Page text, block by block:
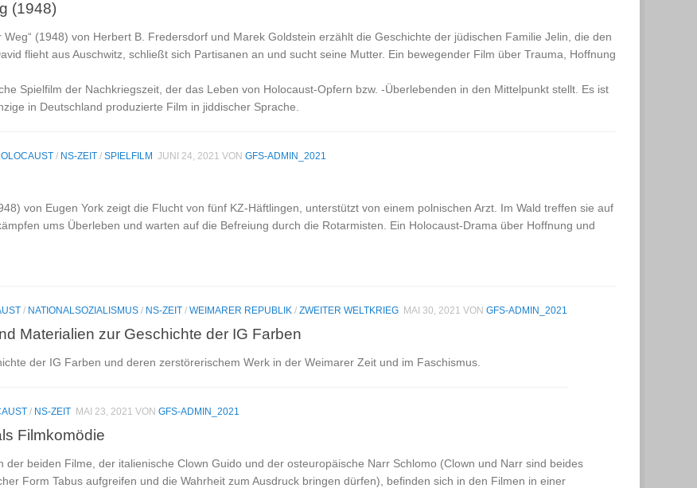
(1948)
Weg“ (1948) von Herbert B. Fredersdorf und Marek Goldstein erzählt die Geschichte der jüdischen Familie Jelin, die den
flieht aus Auschwitz, schließt sich Partisanen an und sucht seine Mutter. Ein bewegender Film über Trauma, Hoffnung
Spielfilm der Nachkriegszeit, der das Leben von Holocaust-Opfern bzw. -Überlebenden in den Mittelpunkt stellt. Es ist
in Deutschland produzierte Film in jiddischer Sprache.
/ NS-ZEIT / SPIELFILM JUNI 24, 2021 VON GFS-ADMIN_2021
von Eugen York zeigt die Flucht von fünf KZ-Häftlingen, unterstützt von einem polnischen Arzt. Im Wald treffen sie auf
ums Überleben und warten auf die Befreiung durch die Rotarmisten. Ein Holocaust-Drama über Hoffnung und
/ NATIONALSOZIALISMUS / NS-ZEIT / WEIMARER REPUBLIK / ZWEITER WELTKRIEG MAI 30, 2021 VON GFS-ADMIN_2021
Materialien zur Geschichte der IG Farben
der IG Farben und deren zerstörerischem Werk in der Weimarer Zeit und im Faschismus.
/ NS-ZEIT MAI 23, 2021 VON GFS-ADMIN_2021
Filmkomödie
der beiden Filme, der italienische Clown Guido und der osteuropäische Narr Schlomo (Clown und Narr sind beides
Form Tabus aufgreifen und die Wahrheit zum Ausdruck bringen dürfen), befinden sich in den Filmen in einer